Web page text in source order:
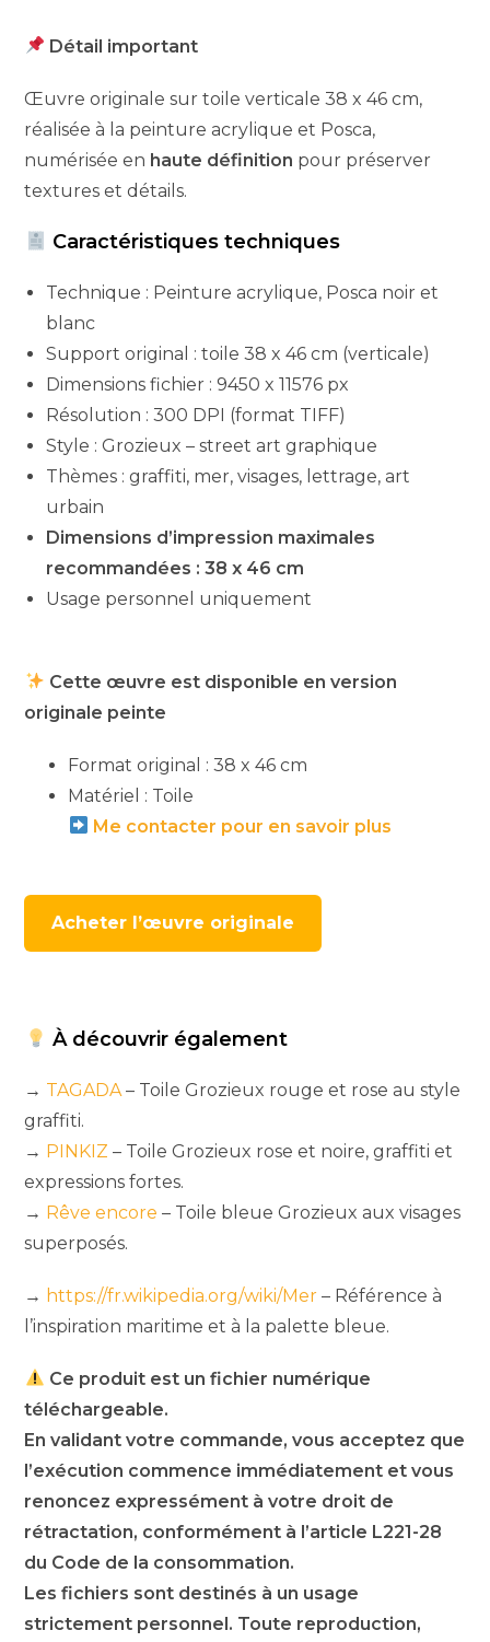
Détail important
Œuvre originale sur toile verticale 38 x 46 cm,
réalisée à la peinture acrylique et Posca,
numérisée en haute définition pour préserver
textures et détails.
Caractéristiques techniques
Technique : Peinture acrylique, Posca noir et
blanc
Support original : toile 38 x 46 cm (verticale)
Dimensions fichier : 9450 x 11576 px
Résolution : 300 DPI (format TIFF)
Style : Grozieux – street art graphique
Thèmes : graffiti, mer, visages, lettrage, art
urbain
Dimensions d’impression maximales
recommandées : 38 x 46 cm
Usage personnel uniquement
Cette œuvre est disponible en version
originale peinte
Format original : 38 x 46 cm
Matériel : Toile
Me contacter pour en savoir plus
Acheter l’œuvre originale
À découvrir également
→ TAGADA – Toile Grozieux rouge et rose au style
graffiti.
→ PINKIZ – Toile Grozieux rose et noire, graffiti et
expressions fortes.
→ Rêve encore – Toile bleue Grozieux aux visages
superposés.
→ https://fr.wikipedia.org/wiki/Mer – Référence à
l’inspiration maritime et à la palette bleue.
Ce produit est un fichier numérique
téléchargeable.
En validant votre commande, vous acceptez que
l’exécution commence immédiatement et vous
renoncez expressément à votre droit de
rétractation, conformément à l’article L221-28
du Code de la consommation.
Les fichiers sont destinés à un usage
strictement personnel. Toute reproduction,